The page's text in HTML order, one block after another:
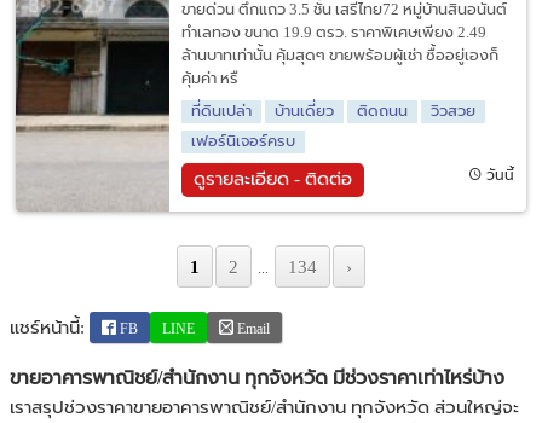
ขายด่วน ตึกแถว 3.5 ชั้น เสรีไทย72 หมู่บ้านสินอนันต์
ทำเลทอง ขนาด 19.9 ตรว. ราคาพิเศษเพียง 2.49
ล้านบาทเท่านั้น คุ้มสุดๆ ขายพร้อมผู้เช่า ซื้ออยู่เองก็
คุ้มค่า หรื
ที่ดินเปล่า
บ้านเดี่ยว ติดถนน
วิวสวย
เฟอร์นิเจอร์ครบ
ดูรายละเอียด - ติดต่อ วันนี้
1 2 ... 134 ›
แชร์หน้านี้: FB LINE Email
ขายอาคารพาณิชย์/สำนักงาน ทุกจังหวัด มีช่วงราคาเท่าไหร่บ้าง
เราสรุปช่วงราคาขายอาคารพาณิชย์/สำนักงาน ทุกจังหวัด ส่วนใหญ่จะ